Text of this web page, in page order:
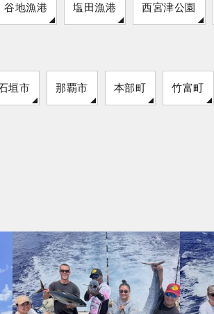
谷地漁港 塩田漁港 西宮津公園
垣市 那覇市 本部町 竹富町